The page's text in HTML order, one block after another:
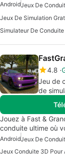
Android
Simulateur De
4.8
Jeu de
de
Jouez à Fast &
conduite ultime où
Android
Jeux Conduite 3D Pour